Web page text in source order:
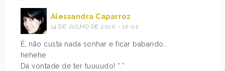
Alessandra Caparroz
14 DE JULHO DE 2010 - 10:02
É, não custa nada sonhar e ficar babando..
hehehe
Dá vontade de ter tuuuudo! *.*